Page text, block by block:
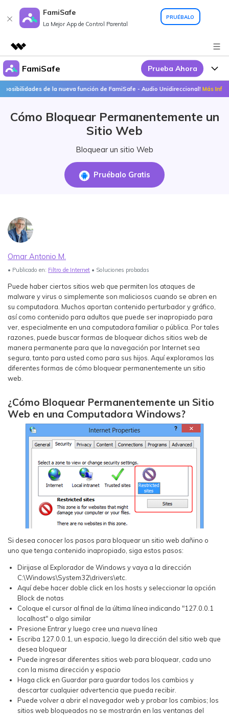
FamiSafe
La Mejor App de Control Parental
PRUÉBALO
Productos destacados
Creatividad digital con AIGC
Resumen
Quiénes somos
FamiSafe Prueba Ahora
Por Qué FamiSafe
FamiSafe - Tu Aliado en
Productos
FamiSafe Edu
Guías Prácticas
Ver Más >
Guía del Usuario
Ver Más >
search
de la nueva función de FamiSafe - Audio Unidireccional!Más Info >>
Cómo Bloquear Permanentemente un
Sitio Web
Bloquear un sitio Web
Pruébalo Gratis
Omar Antonio M.
• Publicado en: Filtro de Internet • Soluciones probadas
Puede haber ciertos sitios web que permiten los ataques de
malware y virus o simplemente son maliciosos cuando se abren en
su computadora. Muchos aportan contenido perturbador y gráfico,
así como contenido para adultos que puede ser inapropiado para
ver, especialmente en una computadora familiar o pública. Por tales
razones, puede buscar formas de bloquear dichos sitios web de
manera permanente para que la navegación por Internet sea
segura, tanto para usted como para sus hijos. Aquí exploramos las
diferentes formas de cómo bloquear permanentemente un sitio
web.
¿Cómo Bloquear Permanentemente un Sitio
Web en una Computadora Windows?
Si desea conocer los pasos para bloquear un sitio web dañino o
uno que tenga contenido inapropiado, siga estos pasos:
Dirijase al Explorador de Windows y vaya a la dirección
C:\Windows\System32\drivers\etc.
Aquí debe hacer doble click en los hosts y seleccionar la opción
Block de notas
Coloque el cursor al final de la última línea indicando "127.0.0.1
localhost" o algo similar
Presione Entrar y luego cree una nueva línea
Escriba 127.0.0.1, un espacio, luego la dirección del sitio web que
desea bloquear
Puede ingresar diferentes sitios web para bloquear, cada uno
con la misma dirección y espacio
Haga click en Guardar para guardar todos los cambios y
descartar cualquier advertencia que pueda recibir.
Puede volver a abrir el navegador web y probar los cambios; los
sitios web bloqueados no se mostrarán en las ventanas del